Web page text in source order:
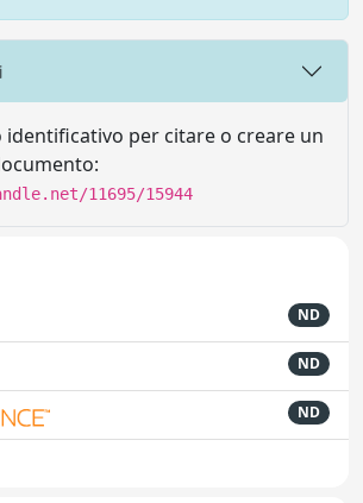
identificativo per citare o creare un
11695/15944
ND
ND
ND